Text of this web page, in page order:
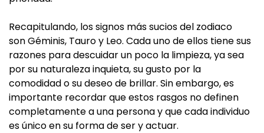
Recapitulando, los signos más sucios del zodiaco
son Géminis, Tauro y Leo. Cada uno de ellos tiene sus
razones para descuidar un poco la limpieza, ya sea
por su naturaleza inquieta, su gusto por la
comodidad o su deseo de brillar. Sin embargo, es
importante recordar que estos rasgos no definen
completamente a una persona y que cada individuo
es único en su forma de ser y actuar.